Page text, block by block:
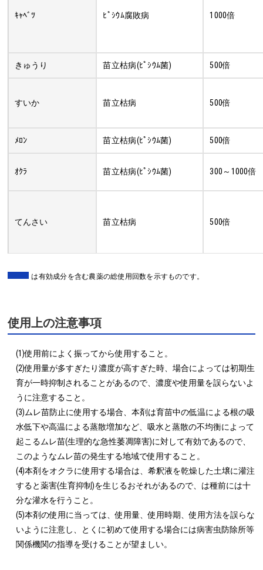
ｷｬﾍﾞﾂ ﾋﾟｼｳﾑ腐敗病 1000倍
きゅうり 苗立枯病(ﾋﾟｼｳﾑ菌) 500倍
すいか 苗立枯病 500倍
ﾒﾛﾝ 苗立枯病(ﾋﾟｼｳﾑ菌) 500倍
ｵｸﾗ 苗立枯病(ﾋﾟｼｳﾑ菌) 300～1000倍
てんさい 苗立枯病 500倍
は有効成分を含む農薬の総使用回数を示すものです。
使用上の注意事項
(1)使用前によく振ってから使用すること。
(2)使用量が多すぎたり濃度が高すぎた時、場合によっては初期生
育が一時抑制されることがあるので、濃度や使用量を誤らないよ
うに注意すること。
(3)ムレ苗防止に使用する場合、本剤は育苗中の低温による根の吸
水低下や高温による蒸散増加など、吸水と蒸散の不均衡によって
起こるムレ苗(生理的な急性萎凋障害)に対して有効であるので、
このようなムレ苗の発生する地域で使用すること。
(4)本剤をオクラに使用する場合は、希釈液を乾燥した土壌に灌注
すると薬害(生育抑制)を生じるおそれがあるので、は種前には十
分な灌水を行うこと。
(5)本剤の使用に当っては、使用量、使用時期、使用方法を誤らな
いように注意し、とくに初めて使用する場合には病害虫防除所等
関係機関の指導を受けることが望ましい。